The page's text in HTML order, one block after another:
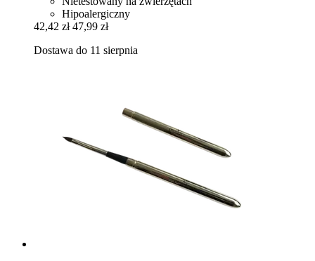
Hipoalergiczny
42,42 zł 47,99 zł
Dostawa do 11 sierpnia